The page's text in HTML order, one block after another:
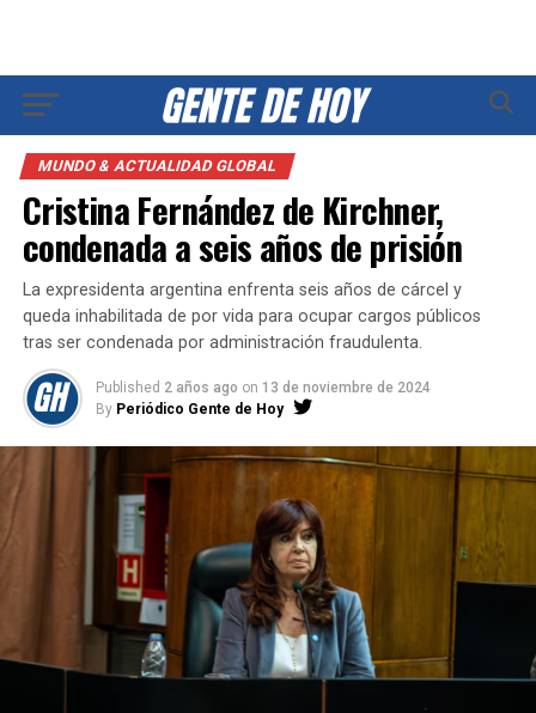
MUNDO & ACTUALIDAD GLOBAL
Cristina Fernández de Kirchner,
condenada a seis años de prisión
La expresidenta argentina enfrenta seis años de cárcel y
queda inhabilitada de por vida para ocupar cargos públicos
tras ser condenada por administración fraudulenta.
Published 2 años ago on 13 de noviembre de 2024
By Periódico Gente de Hoy